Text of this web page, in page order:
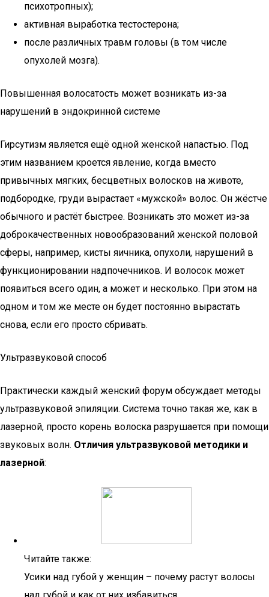
психотропных);
активная выработка тестостерона;
после различных травм головы (в том числе
опухолей мозга).
Повышенная волосатость может возникать из-за
нарушений в эндокринной системе
Гирсутизм является ещё одной женской напастью. Под
этим названием кроется явление, когда вместо
привычных мягких, бесцветных волосков на животе,
подбородке, груди вырастает «мужской» волос. Он жёстче
обычного и растёт быстрее. Возникать это может из-за
доброкачественных новообразований женской половой
сферы, например, кисты яичника, опухоли, нарушений в
функционировании надпочечников. И волосок может
появиться всего один, а может и несколько. При этом на
одном и том же месте он будет постоянно вырастать
снова, если его просто сбривать.
Ультразвуковой способ
Практически каждый женский форум обсуждает методы
ультразвуковой эпиляции. Система точно такая же, как в
лазерной, просто корень волоска разрушается при помощи
звуковых волн. Отличия ультразвуковой методики и
лазерной:
Читайте также:
Усики над губой у женщин – почему растут волосы